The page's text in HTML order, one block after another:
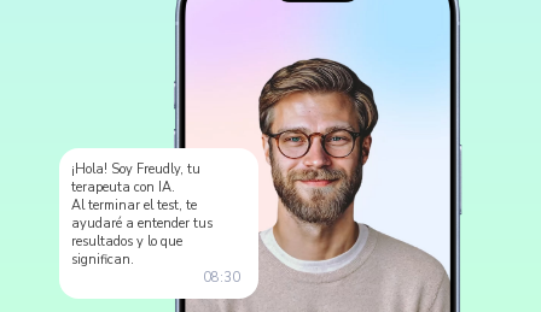
¡Hola! Soy Freudly, tu
terapeuta con IA.
Al terminar el test, te
ayudaré a entender tus
resultados y lo que
significan.
08:30